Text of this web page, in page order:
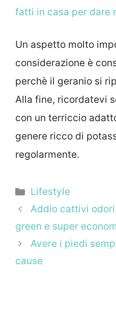
fatti in casa per dare
Un aspetto molto
considerazione è
perchè il geranio si
Alla fine, ricordatevi
con un terriccio
genere ricco di
regolarmente.
Categorie
Lifestyle
Addio cattivi
green e super
Avere i piedi
cause